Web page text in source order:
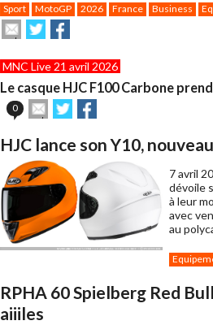
Sport MotoGP 2026 France Business
Envoyer
cet
à
un
ami
Partager
sur
sur
MNC Live 21 avril 2026
Le casque HJC F100 Carbone
0
Envoyer
cet
à
un
ami
Partager
sur sur
HJC lance son Y10,
7 avril
dévoile
à leur
avec
au
RPHA 60 Spielberg Red
aiiiles